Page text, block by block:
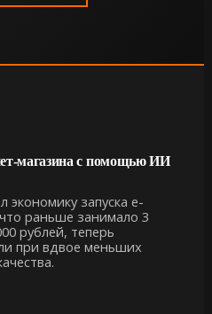
магазина с помощью ИИ
запуска e-
раньше занимало 3
рублей, теперь
при вдвое меньших